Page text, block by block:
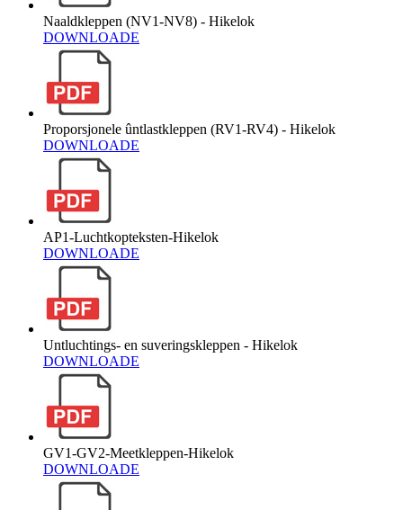
Naaldkleppen (NV1-NV8) - Hikelok
DOWNLOADE
Proporsjonele ûntlastkleppen (RV1-RV4) - Hikelok
DOWNLOADE
AP1-Luchtkopteksten-Hikelok
DOWNLOADE
Untluchtings- en suveringskleppen - Hikelok
DOWNLOADE
GV1-GV2-Meetkleppen-Hikelok
DOWNLOADE